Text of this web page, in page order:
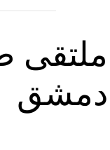
ملتقى
دمشق